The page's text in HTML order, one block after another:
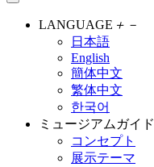
LANGUAGE ＋ －
日本語
English
簡体中文
繁体中文
한국어
ミュージアムガイド
コンセプト
展示テーマ